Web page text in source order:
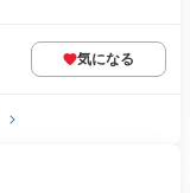
気になる